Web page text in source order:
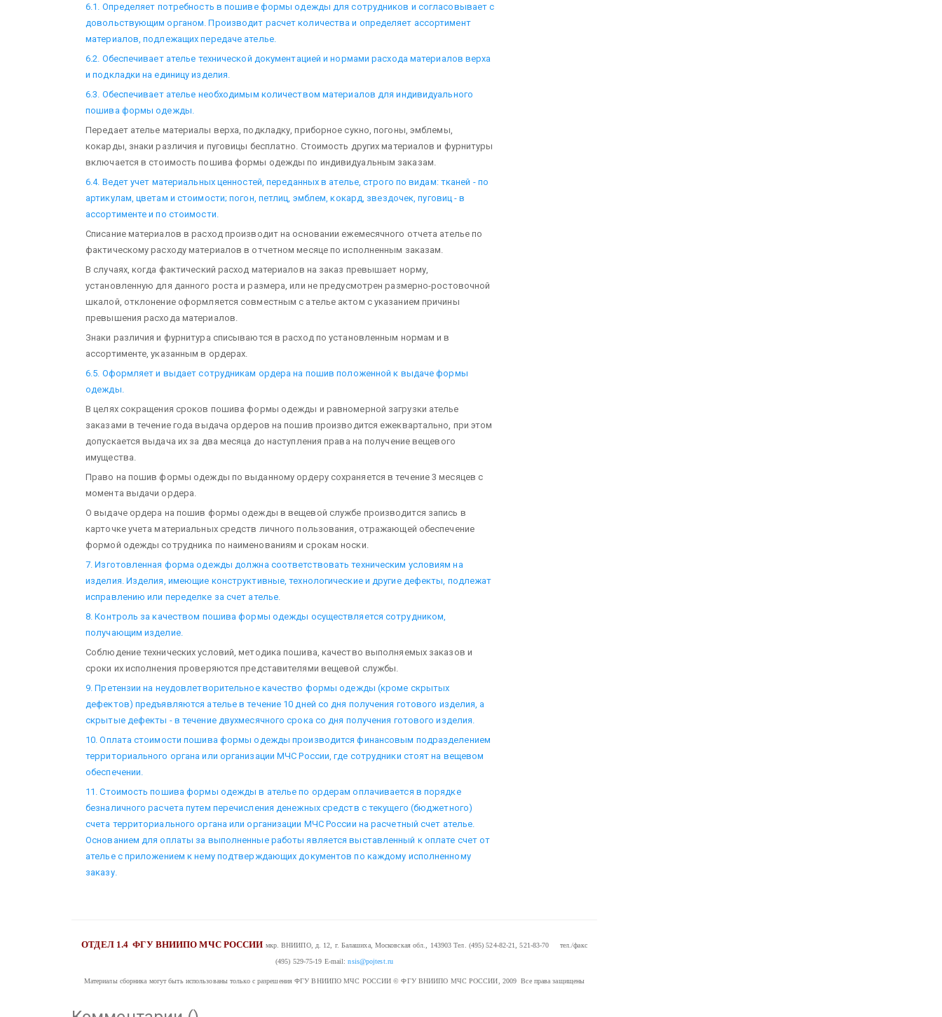
6.1. Определяет потребность в пошиве формы одежды для сотрудников и согласовывает с
довольствующим органом. Производит расчет количества и определяет ассортимент
материалов, подлежащих передаче ателье.
6.2. Обеспечивает ателье технической документацией и нормами расхода материалов верха
и подкладки на единицу изделия.
6.3. Обеспечивает ателье необходимым количеством материалов для индивидуального
пошива формы одежды.
Передает ателье материалы верха, подкладку, приборное сукно, погоны, эмблемы,
кокарды, знаки различия и пуговицы бесплатно. Стоимость других материалов и фурнитуры
включается в стоимость пошива формы одежды по индивидуальным заказам.
6.4. Ведет учет материальных ценностей, переданных в ателье, строго по видам: тканей - по
артикулам, цветам и стоимости; погон, петлиц, эмблем, кокард, звездочек, пуговиц - в
ассортименте и по стоимости.
Списание материалов в расход производит на основании ежемесячного отчета ателье по
фактическому расходу материалов в отчетном месяце по исполненным заказам.
В случаях, когда фактический расход материалов на заказ превышает норму,
установленную для данного роста и размера, или не предусмотрен размерно-ростовочной
шкалой, отклонение оформляется совместным с ателье актом с указанием причины
превышения расхода материалов.
Знаки различия и фурнитура списываются в расход по установленным нормам и в
ассортименте, указанным в ордерах.
6.5. Оформляет и выдает сотрудникам ордера на пошив положенной к выдаче формы
одежды.
В целях сокращения сроков пошива формы одежды и равномерной загрузки ателье
заказами в течение года выдача ордеров на пошив производится ежеквартально, при этом
допускается выдача их за два месяца до наступления права на получение вещевого
имущества.
Право на пошив формы одежды по выданному ордеру сохраняется в течение 3 месяцев с
момента выдачи ордера.
О выдаче ордера на пошив формы одежды в вещевой службе производится запись в
карточке учета материальных средств личного пользования, отражающей обеспечение
формой одежды сотрудника по наименованиям и срокам носки.
7. Изготовленная форма одежды должна соответствовать техническим условиям на
изделия. Изделия, имеющие конструктивные, технологические и другие дефекты, подлежат
исправлению или переделке за счет ателье.
8. Контроль за качеством пошива формы одежды осуществляется сотрудником,
получающим изделие.
Соблюдение технических условий, методика пошива, качество выполняемых заказов и
сроки их исполнения проверяются представителями вещевой службы.
9. Претензии на неудовлетворительное качество формы одежды (кроме скрытых
дефектов) предъявляются ателье в течение 10 дней со дня получения готового изделия, а
скрытые дефекты - в течение двухмесячного срока со дня получения готового изделия.
10. Оплата стоимости пошива формы одежды производится финансовым подразделением
территориального органа или организации МЧС России, где сотрудники стоят на вещевом
обеспечении.
11. Стоимость пошива формы одежды в ателье по ордерам оплачивается в порядке
безналичного расчета путем перечисления денежных средств с текущего (бюджетного)
счета территориального органа или организации МЧС России на расчетный счет ателье.
Основанием для оплаты за выполненные работы является выставленный к оплате счет от
ателье с приложением к нему подтверждающих документов по каждому исполненному
заказу.
ОТДЕЛ 1.4ФГУ ВНИИПО МЧС РОССИИ мкр. ВНИИПО, д. 12, г. Балашиха, Московская обл., 143903 Тел. (495) 524-82-21, 521-83-70 тел./факс
(495) 529-75-19 E-mail:nsis@pojtest.ru
Материалы сборника могут быть использованы только с разрешения ФГУ ВНИИПО МЧС РОССИИ © ФГУ ВНИИПО МЧС РОССИИ, 2009 Все права защищены